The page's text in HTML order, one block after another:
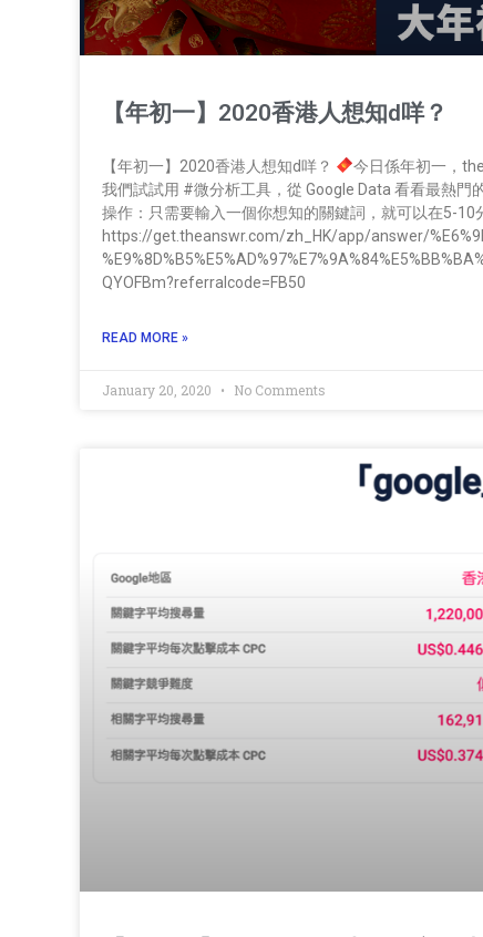
【年初一】2020香港人想知d咩？
【年初一】2020香港人想知d咩？
今日係年初一，
我們試試用 #微分析工具，從 Google Data 看看最熱
操作：只需要輸入一個你想知的關鍵詞，就可以在5-10
https://get.theanswr.com/zh_HK/app/answer/
QYOFBm?referralcode=FB50
READ MORE »
January 20, 2020 No Comments